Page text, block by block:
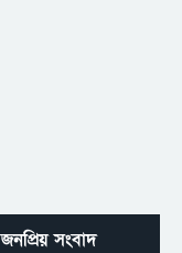
জনপ্রিয় সংবাদ